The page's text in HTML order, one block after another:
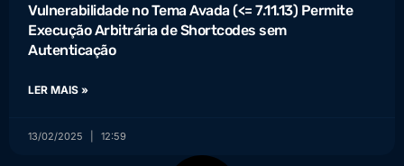
Vulnerabilidade no Tema Avada (<= 7.11.13) Permite
Execução Arbitrária de Shortcodes sem
Autenticação
LER MAIS »
13/02/2025 12:59